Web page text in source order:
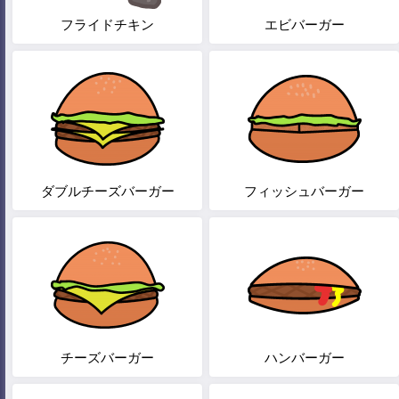
フライドチキン エビバーガー
ダブルチーズバーガー フィッシュバーガー
チーズバーガー ハンバーガー